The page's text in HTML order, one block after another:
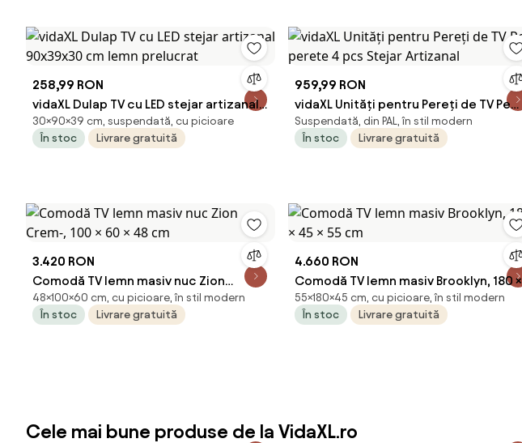
258,99 RON
vidaXL Dulap TV cu LED stejar artizanal
90x39x30 cm lemn prelucrat
30×90×39 cm, suspendată, cu picioare
În stoc
Livrare gratuită
959,99 RON
vidaXL Unități pentru Pereți de TV Pe
perete 4 pcs Stejar Artizanal
Suspendată, din PAL, în stil modern
În stoc
Livrare gratuită
3.420 RON
Comodă TV lemn masiv nuc Zion
Crem-, 100 × 60 × 48 cm
48×100×60 cm, cu picioare, în stil modern
În stoc
Livrare gratuită
4.660 RON
Comodă TV lemn masiv Brooklyn, 180 ×
45 × 55 cm
55×180×45 cm, cu picioare, în stil modern
În stoc
Livrare gratuită
Cele mai bune produse de la VidaXL.ro